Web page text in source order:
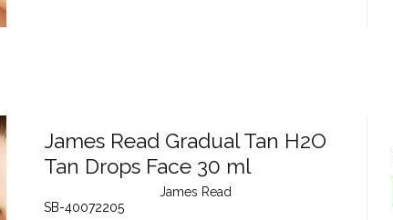
James Read Gradual Tan H2O
Tan Drops Face 30 ml
James Read
SB-40072205